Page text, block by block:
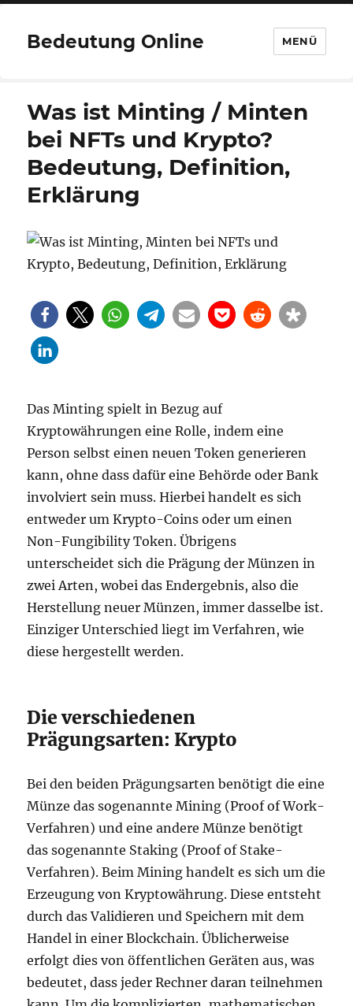
Bedeutung Online MENÜ
Was ist Minting / Minten
bei NFTs und Krypto?
Bedeutung, Definition,
Erklärung
Das Minting spielt in Bezug auf
Kryptowährungen eine Rolle, indem eine
Person selbst einen neuen Token generieren
kann, ohne dass dafür eine Behörde oder Bank
involviert sein muss. Hierbei handelt es sich
entweder um Krypto-Coins oder um einen
Non-Fungibility Token. Übrigens
unterscheidet sich die Prägung der Münzen in
zwei Arten, wobei das Endergebnis, also die
Herstellung neuer Münzen, immer dasselbe ist.
Einziger Unterschied liegt im Verfahren, wie
diese hergestellt werden.
Die verschiedenen
Prägungsarten: Krypto
Bei den beiden Prägungsarten benötigt die eine
Münze das sogenannte Mining (Proof of Work-
Verfahren) und eine andere Münze benötigt
das sogenannte Staking (Proof of Stake-
Verfahren). Beim Mining handelt es sich um die
Erzeugung von Kryptowährung. Diese entsteht
durch das Validieren und Speichern mit dem
Handel in einer Blockchain. Üblicherweise
erfolgt dies von öffentlichen Geräten aus, was
bedeutet, dass jeder Rechner daran teilnehmen